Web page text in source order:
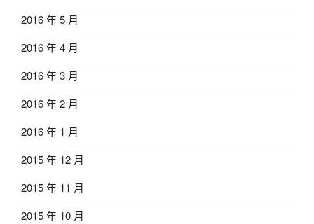
2016 年 5 月
2016 年 4 月
2016 年 3 月
2016 年 2 月
2016 年 1 月
2015 年 12 月
2015 年 11 月
2015 年 10 月